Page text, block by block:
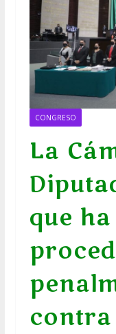
CONGRESO
La
que
contra